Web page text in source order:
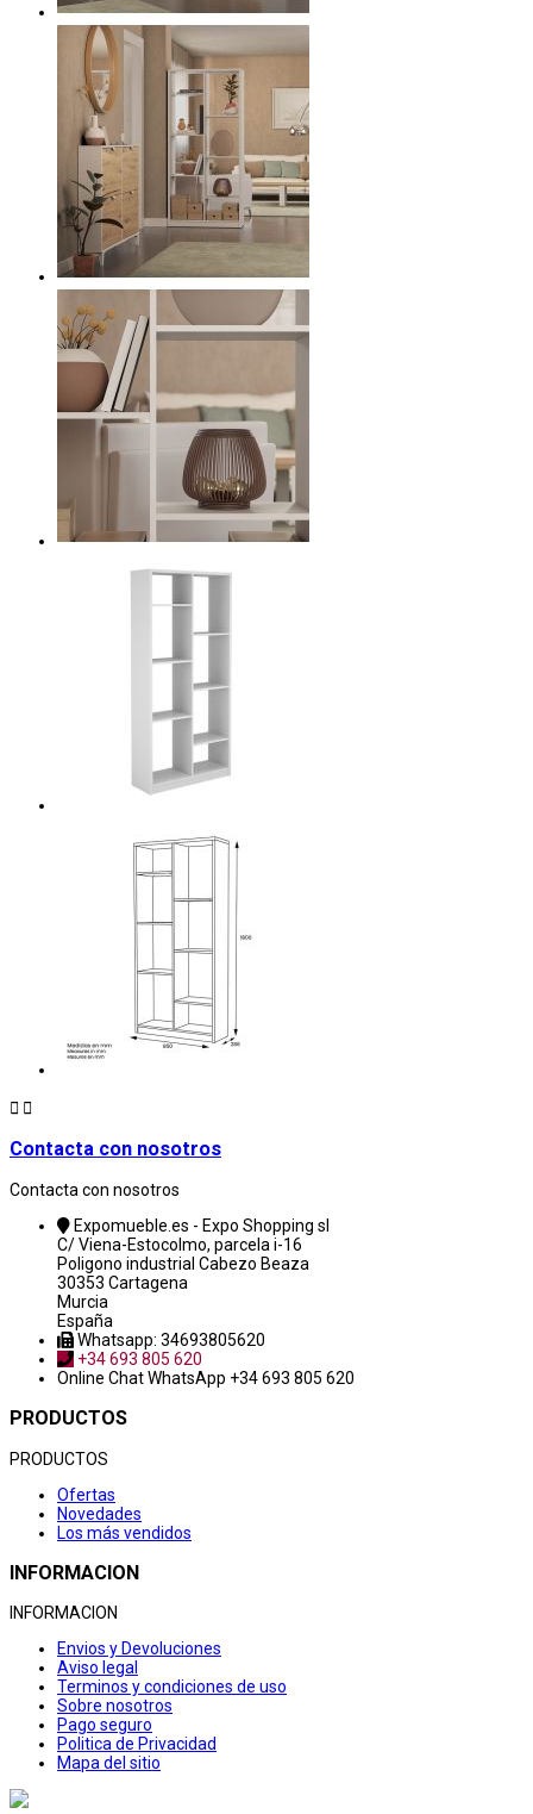
 
Contacta con nosotros
Contacta con nosotros
Expomueble.es - Expo Shopping sl
C/ Viena-Estocolmo, parcela i-16
Poligono industrial Cabezo Beaza
30353 Cartagena
Murcia
España
Whatsapp: 34693805620
+34 693 805 620
Online ChatWhatsApp +34 693 805 620
PRODUCTOS
PRODUCTOS
Ofertas
Novedades
Los más vendidos
INFORMACION
INFORMACION
Envios y Devoluciones
Aviso legal
Terminos y condiciones de uso
Sobre nosotros
Pago seguro
Politica de Privacidad
Mapa del sitio